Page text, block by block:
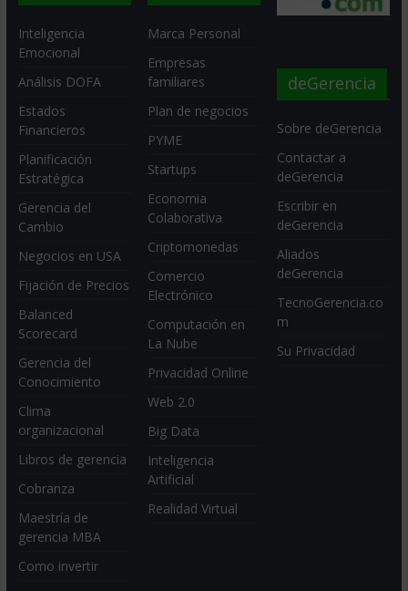
Inteligencia
Emocional
Análisis DOFA
Estados
Financieros
Planificación
Estratégica
Gerencia del
Cambio
Negocios en USA
Fijación de Precios
Balanced
Scorecard
Gerencia del
Conocimiento
Clima
organizacional
Libros de gerencia
Cobranza
Maestría de
gerencia MBA
Como invertir
Marca Personal
Empresas
familiares
Plan de negocios
PYME
Startups
Economia
Colaborativa
Criptomonedas
Comercio
Electrónico
Computación en
La Nube
Privacidad Online
Web 2.0
Big Data
Inteligencia
Artificial
Realidad Virtual
deGerencia
Sobre deGerencia
Contactar a
deGerencia
Escribir en
deGerencia
Aliados
deGerencia
TecnoGerencia.co
m
Su Privacidad